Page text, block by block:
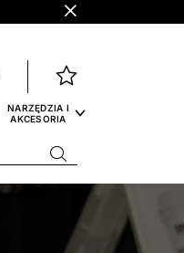
NARZĘDZIA I
AKCESORIA